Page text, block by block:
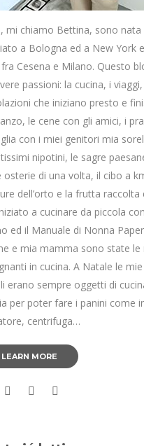
mi chiamo Bettina, sono nata
a Bologna ed a New York
Cesena e Milano. Questo
passioni: la cucina, i
che iniziano presto e
le cene con gli amici, i
con i miei genitori mia
nipotini, le sagre
osterie di una volta, il cibo a
dell’orto e la frutta raccolta
a cucinare da piccola
ed il Manuale di Nonna
e mia mamma sono state le
in cucina. A Natale le
erano sempre oggetti di
per poter fare i panini come
centrifuga…
LEARN MORE